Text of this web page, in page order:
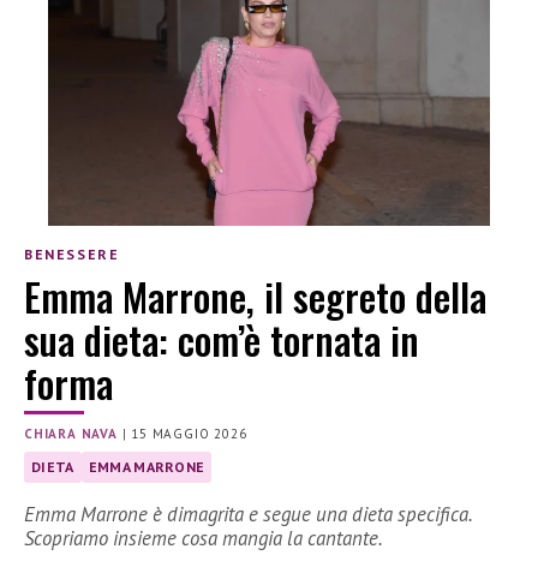
BENESSERE
Emma Marrone, il segreto della
sua dieta: com’è tornata in
forma
CHIARA NAVA | 15 MAGGIO 2026
DIETA EMMA MARRONE
Emma Marrone è dimagrita e segue una dieta specifica.
Scopriamo insieme cosa mangia la cantante.